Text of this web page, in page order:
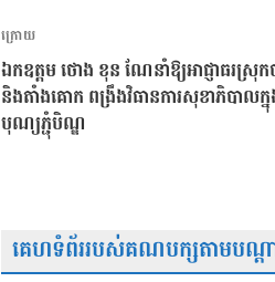
ការ​
នាំទិស​
ប្រកាស
អត្ថបទ
មុន
ក្រោយ
ឯកឧត្តម ថោង ខុន ណែនាំឱ្យអាជ្ញាធរស្រុ
និងតាំងគោក ពង្រឹងវិធានការសុខាភិបាលក្
បុណ្យភ្ជុំបិណ្ឌ
គេហទំព័ររបស់គណបក្សតាមបណ្តា